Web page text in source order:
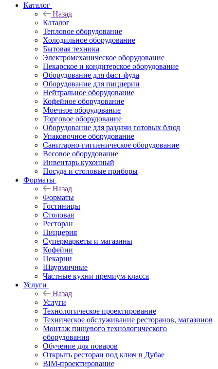
Каталог
Назад
Каталог
Тепловое оборудование
Холодильное оборудование
Бытовая техника
Электромеханическое оборудование
Пекарское и кондитерское оборудование
Оборудование для фаст-фуда
Оборудование для пиццерии
Нейтральное оборудование
Кофейное оборудование
Моечное оборудование
Торговое оборудование
Оборудование для раздачи готовых блюд
Упаковочное оборудование
Санитарно-гигиеническое оборудование
Весовое оборудование
Инвентарь кухонный
Посуда и столовые приборы
Форматы
Назад
Форматы
Гостиницы
Столовая
Ресторан
Пиццерия
Супермаркеты и магазины
Кофейни
Пекарни
Шаурмичные
Частные кухни премиум-класса
Услуги
Назад
Услуги
Технологическое проектирование
Техническое обслуживание ресторанов, магазинов
Монтаж пищевого технологического
оборудования
Обучение для поваров
Открыть ресторан под ключ в Дубае
BIM-проектирование